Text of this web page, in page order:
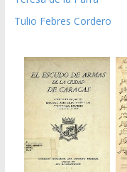
Tulio Febres Cordero